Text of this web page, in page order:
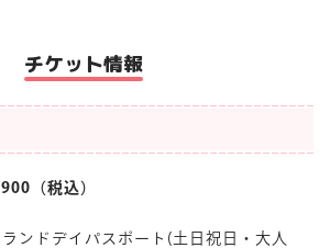
チケット情報
（税込）
ンドデイパスポート(土日祝日・大人